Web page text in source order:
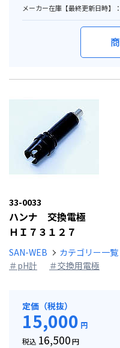
メーカー在庫【最終更新日時】
33-0033
ハンナ 交換電極
ＨＩ７３１２７
SAN-WEB カテゴリー一覧
＃pH計
＃交換用電極
定価（税抜）
15,000 円
税込 16,500円